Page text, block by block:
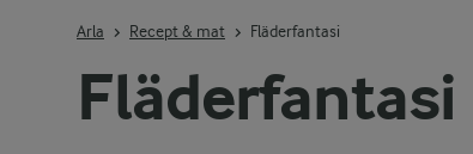
Fläderfantasi
Arla Recept & mat Fläderfantasi